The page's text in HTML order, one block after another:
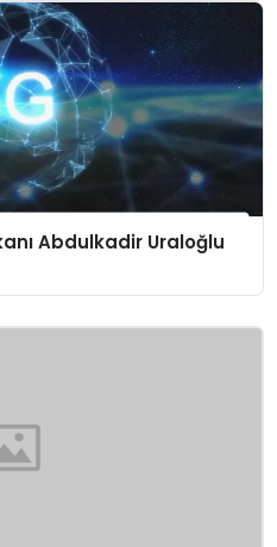
Abdulkadir Uraloğlu